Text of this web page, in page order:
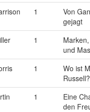
1
Von
gejagt
1
und
1
Wo ist
Russell?
1
Eine
den